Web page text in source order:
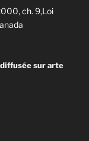
ch. 9,Loi
sur arte